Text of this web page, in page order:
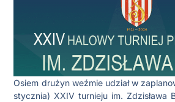
Osiem drużyn weźmie udział w
stycznia) XXIV turnieju im. Zdzisława